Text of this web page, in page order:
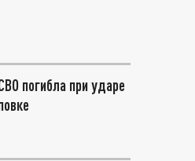
погибла при ударе